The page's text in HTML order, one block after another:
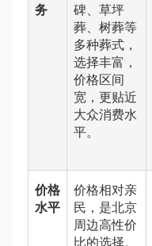
务
碑、草坪
葬、树葬等
多种葬式，
选择丰富，
价格区间
宽，更贴近
大众消费水
平。
价格
水平
价格相对亲
民，是北京
周边高性价
比的选择。